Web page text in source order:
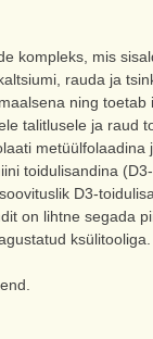
kompleks, mis
rauda ja
ning
talitlusele ja raud
metüülfolaadina
toidulisandina
D3-
on lihtne segada
ksülitooliga.